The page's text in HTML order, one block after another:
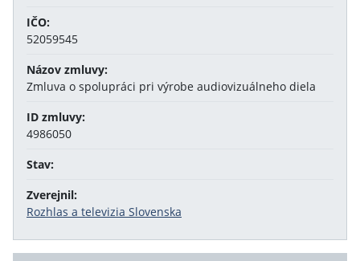
IČO:
52059545
Názov zmluvy:
Zmluva o spolupráci pri výrobe audiovizuálneho diela
ID zmluvy:
4986050
Stav:
Zverejnil:
Rozhlas a televizia Slovenska